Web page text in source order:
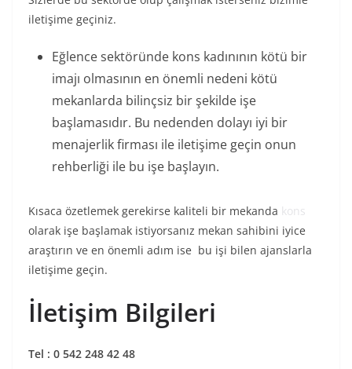
iletişime geçiniz.
Eğlence sektöründe kons kadınının kötü bir
imajı olmasının en önemli nedeni kötü
mekanlarda bilinçsiz bir şekilde işe
başlamasıdır. Bu nedenden dolayı iyi bir
menajerlik firması ile iletişime geçin onun
rehberliği ile bu işe başlayın.
Kısaca özetlemek gerekirse kaliteli bir mekanda kons
olarak işe başlamak istiyorsanız mekan sahibini iyice
araştırın ve en önemli adım ise bu işi bilen ajanslarla
iletişime geçin.
İletişim Bilgileri
Tel : 0 542 248 42 48